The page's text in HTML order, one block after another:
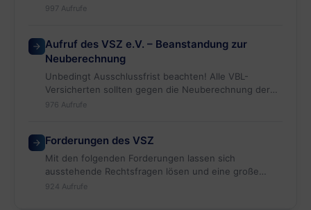
Altersversorgungstarifvertrag versprochen,…
997 Aufrufe
Aufruf des VSZ e.V. – Beanstandung zur
Neuberechnung
Unbedingt Ausschlussfrist beachten! Alle VBL-
Versicherten sollten gegen die Neuberechnung der
Startgutschrift 2018 durch
nur 6…
976 Aufrufe
Forderungen des VSZ
Mit den folgenden Forderungen lassen sich
ausstehende Rechtsfragen lösen und eine große
Anzahl von Renten gerechterweise verbessern,…
924 Aufrufe